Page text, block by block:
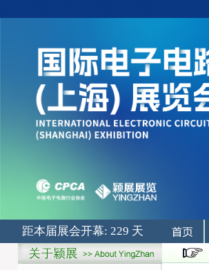
距本届展会开幕: 229 天